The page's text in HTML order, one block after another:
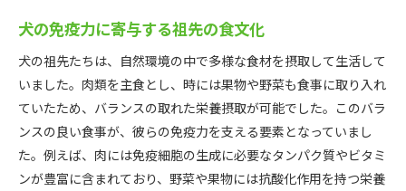
犬の祖先の食事から学ぶ適切な栄養バランス
犬の栄養バランスの基礎知識
祖先の食事に見る理想的な栄養構成
犬の健康維持に必要な栄養素
食材の組み合わせが犬の体に与える影響
祖先から学ぶ栄養バランスの取り方
犬の健康を支える食事の秘訣
犬の免疫力に寄与する祖先の食文化
犬の祖先たちは、自然環境の中で多様な食材を摂取して生活して
いました。肉類を主食とし、時には果物や野菜も食事に取り入れ
ていたため、バランスの取れた栄養摂取が可能でした。このバラ
ンスの良い食事が、彼らの免疫力を支える要素となっていまし
た。例えば、肉には免疫細胞の生成に必要なタンパク質やビタミ
ンが豊富に含まれており、野菜や果物には抗酸化作用を持つ栄養